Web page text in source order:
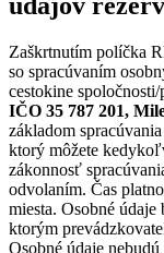
Zaškrtnutím políčka
so spracúvaním
cestokine
IČO 35 787 201,
základom
ktorý môžete
zákonnosť
odvolaním. Čas
miesta. Osobné
ktorým
Osobné údaje